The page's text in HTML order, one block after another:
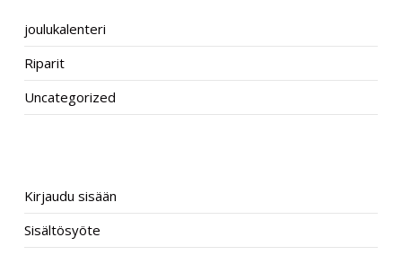
joulukalenteri
Riparit
Uncategorized
Kirjaudu sisään
Sisältösyöte